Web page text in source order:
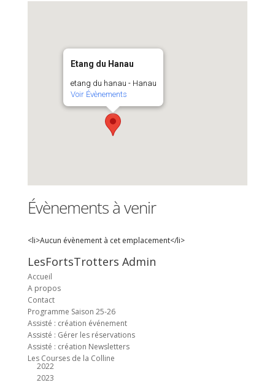
Etang du Hanau
etang du hanau - Hanau
Voir Évènements
Évènements à venir
<li>Aucun évènement à cet emplacement</li>
LesFortsTrotters Admin
Accueil
A propos
Contact
Programme Saison 25-26
Assisté : création événement
Assisté : Gérer les réservations
Assisté : création Newsletters
Les Courses de la Colline
2022
2023